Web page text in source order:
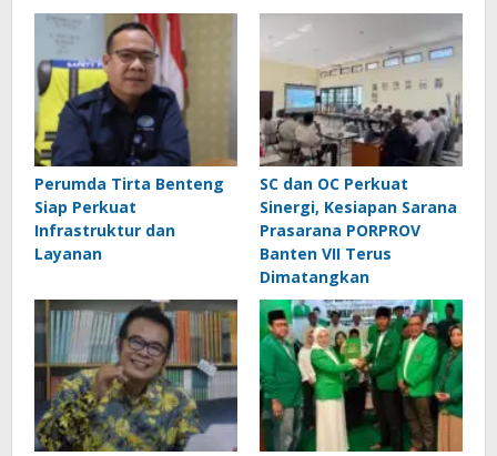
Perumda Tirta Benteng
Siap Perkuat
Infrastruktur dan
Layanan
SC dan OC Perkuat
Sinergi, Kesiapan Sarana
Prasarana PORPROV
Banten VII Terus
Dimatangkan